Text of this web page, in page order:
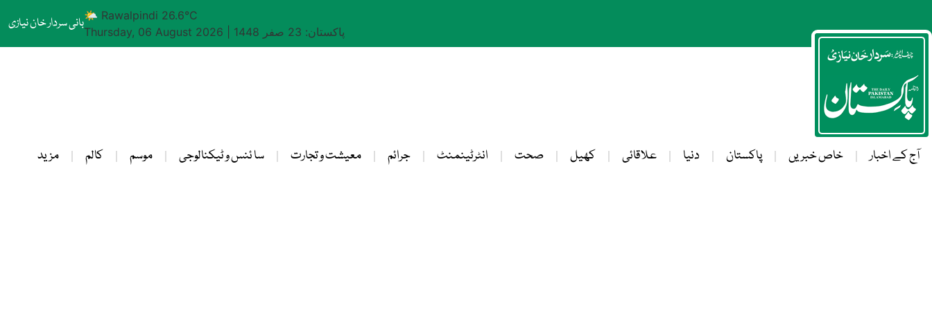
بانی سردار خان نیازی🌤 Rawalpindi 26.6°C
Thursday, 06 August 2026
پاکستان: 23 صفر 1448
آج کے اخبار خاص خبریں پاکستان دنیا علاقائی کھیل صحت انٹرٹینمنٹ جرائم معیشت و تجارت سا ئنس و ٹیکنالوجی موسم کالم مزید